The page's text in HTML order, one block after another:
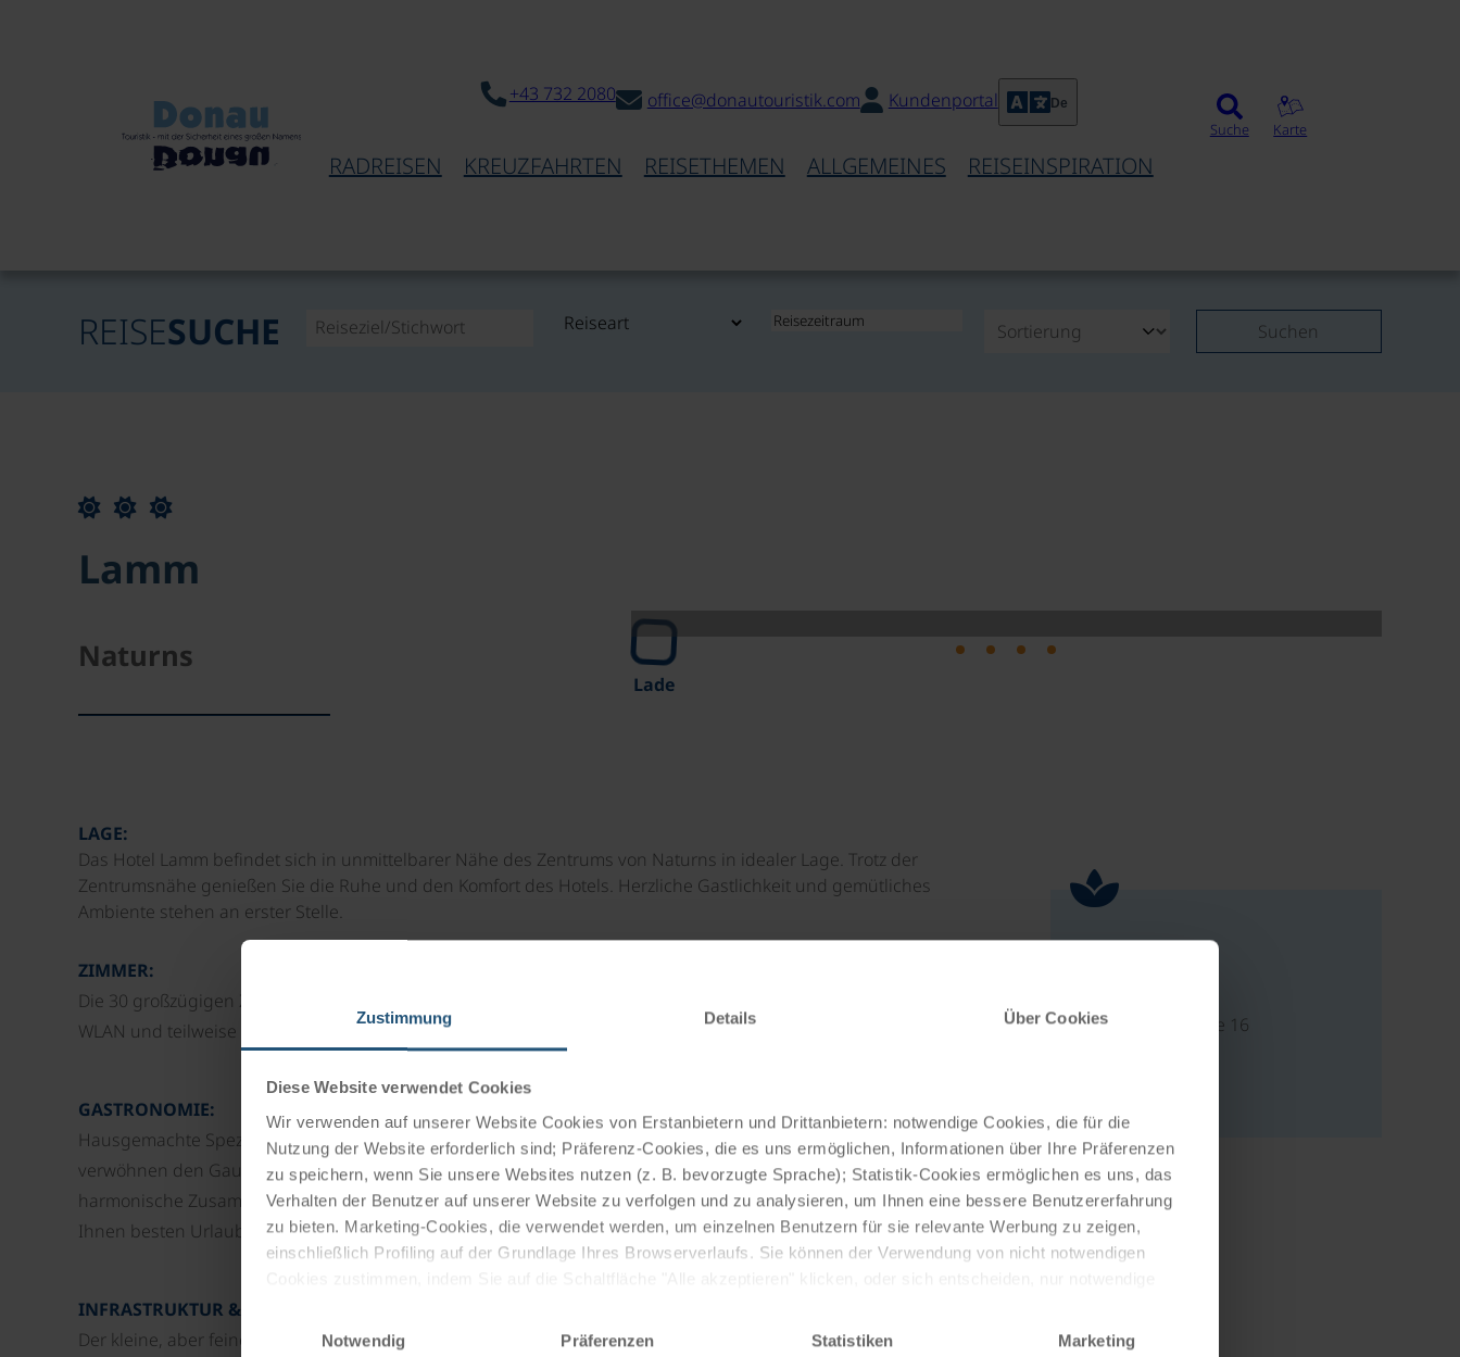
Zustimmung Details Über Cookies
Diese Website verwendet Cookies
Wir verwenden auf unserer Website Cookies von Erstanbietern und Drittanbietern: notwendige Cookies, die für die
Nutzung der Website erforderlich sind; Präferenz-Cookies, die es uns ermöglichen, Informationen über Ihre Präferenzen
zu speichern, wenn Sie unsere Websites nutzen (z. B. bevorzugte Sprache); Statistik-Cookies ermöglichen es uns, das
Verhalten der Benutzer auf unserer Website zu verfolgen und zu analysieren, um Ihnen eine bessere Benutzererfahrung
zu bieten. Marketing-Cookies, die verwendet werden, um einzelnen Benutzern für sie relevante Werbung zu zeigen,
einschließlich Profiling auf der Grundlage Ihres Browserverlaufs. Sie können der Verwendung von nicht notwendigen
Impressum Datenschutz
Einwilligungsauswahl
Notwendig
Präferenzen Statistiken Marketing
+43 732 2080 office@donautouristik.com Kundenportal De
RADREISEN KREUZFAHRTEN REISETHEMEN ALLGEMEINES REISEINSPIRATION
Suche Karte
REISESUCHE Suchen
Lamm
Naturns
Lade
LAGE:
Das Hotel Lamm befindet sich in unmittelbarer Nähe des Zentrums von Naturns in idealer Lage. Trotz der
Zentrumsnähe genießen Sie die Ruhe und den Komfort des Hotels. Herzliche Gastlichkeit und gemütliches
Ambiente stehen an erster Stelle.
ZIMMER:
Die 30 großzügigen Zimmer im zeitlos-alpinen Stil verfügen über Bad mit Dusche oder Badewanne, WC, TV,
WLAN und teilweise Balkon.
GASTRONOMIE:
Hausgemachte Spezialitäten im à la carte Restaurant, bodenständig und saisonfrisch zusammengestellt,
verwöhnen den Gaumen ebenso wie die vollmundigen Weine und Schnäpse aus eigener Herstellung. Das
harmonische Zusammenspiel aus heimeligem Tiroler Ambiente und echter Südtiroler Kochkunst beschert
Ihnen besten Urlaubsgenuss.
INFRASTRUKTUR & WELLNESS:
Der kleine, aber feine Wellnessbereich des Hotels umfasst ein Hallenbad sowie eine Sauna.
Kompatscherstraße 16